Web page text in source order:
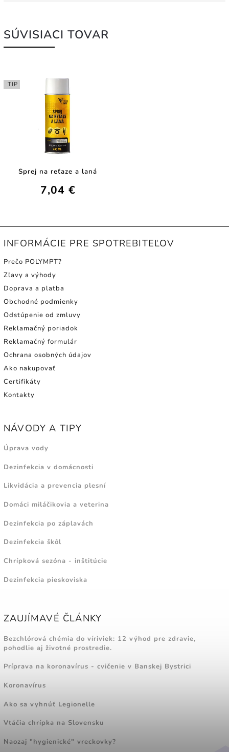
SÚVISIACI TOVAR
TIP
Sprej na reťaze a laná
7,04 €
INFORMÁCIE PRE SPOTREBITEĽOV
Prečo POLYMPT?
Zľavy a výhody
Doprava a platba
Obchodné podmienky
Odstúpenie od zmluvy
Reklamačný poriadok
Reklamačný formulár
Ochrana osobných údajov
Ako nakupovať
Certifikáty
Kontakty
NÁVODY A TIPY
Úprava vody
Dezinfekcia v domácnosti
Likvidácia a prevencia plesní
Domáci miláčikovia a veterina
Dezinfekcia po záplavách
Dezinfekcia škôl
Chrípková sezóna - inštitúcie
Dezinfekcia pieskoviska
ZAUJÍMAVÉ ČLÁNKY
Bezchlórová chémia do víriviek: 12 výhod pre zdravie,
pohodlie aj životné prostredie.
Príprava na koronavírus - cvičenie v Banskej Bystrici
Koronavírus
Ako sa vyhnúť Legionelle
Vtáčia chrípka na Slovensku
Naozaj "hygienické" vreckovky?